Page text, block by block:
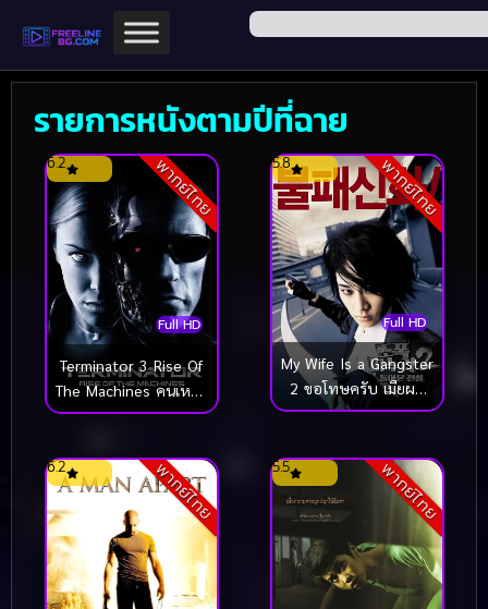
รายการหนังตามปีที่ฉาย
พากย์ไทย
Full HD
6.2
Terminator 3 Rise Of
The Machines คนเหล็ก
3 กำเนิดใหม่เครื่องจักร
พากย์ไทย
Full HD
5.8
My Wife Is a Gangster
2 ขอโทษครับ เมียผม
เป็นยากูซ่า 2 (2003)
พากย์ไทย
6.2 พากย์ไทย
5.5